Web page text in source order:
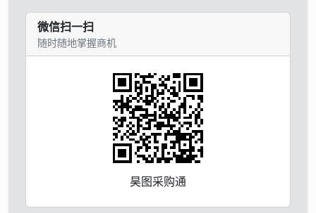
微信扫一扫
随时随地掌握商机
昊图采购通